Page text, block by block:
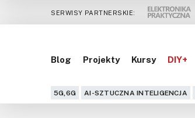
SERWISY PARTNERSKIE:
Blog Projekty Kursy DIY+
5G,6G AI-SZTUCZNA INTELIGENCJA